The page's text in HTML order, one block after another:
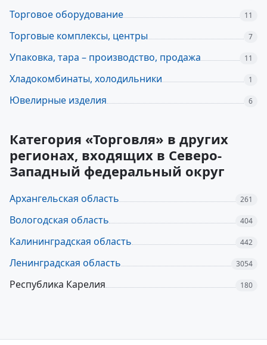
Торговое оборудование 11
Торговые комплексы, центры 7
Упаковка, тара – производство, продажа 11
Хладокомбинаты, холодильники 1
Ювелирные изделия 6
Категория «Торговля» в других
регионах, входящих в Северо-
Западный федеральный округ
Архангельская область 261
Вологодская область 404
Калининградская область 442
Ленинградская область 3054
Республика Карелия 180